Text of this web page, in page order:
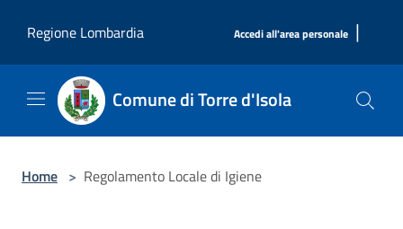
Regione Lombardia
Accedi all'area personale |
Comune di Torre d'Isola
Home > Regolamento Locale di Igiene